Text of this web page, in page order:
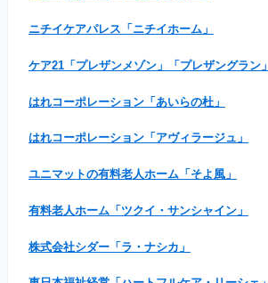
ニチイケアパレス「ニチイホーム」
ケア21「プレザンメゾン」「プレザングラン」
はれコーポレーション「あいらの杜」
はれコーポレーション「アヴィラージュ」
ユニマットの有料老人ホーム「そよ風」
有料老人ホーム「ツクイ・サンシャイン」
株式会社シダー「ラ・ナシカ」